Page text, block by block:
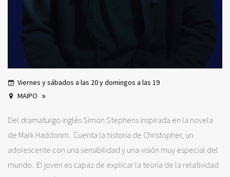
Viernes y sábados a las 20 y domingos a las 19
MAIPO
Del dramaturgo inglés Simon Stephens inspirada en la novela
de Mark Haddonm. Cuenta la historia de Christopher, un
adolescente con una sensibilidad y una visión muy especial del
mundo. El joven es capaz de explicar la teoría de la relatividad